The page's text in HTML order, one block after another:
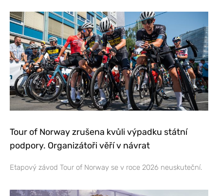
Tour of Norway zrušena kvůli výpadku státní
podpory. Organizátoři věří v návrat
Etapový závod Tour of Norway se v roce 2026 neuskuteční.